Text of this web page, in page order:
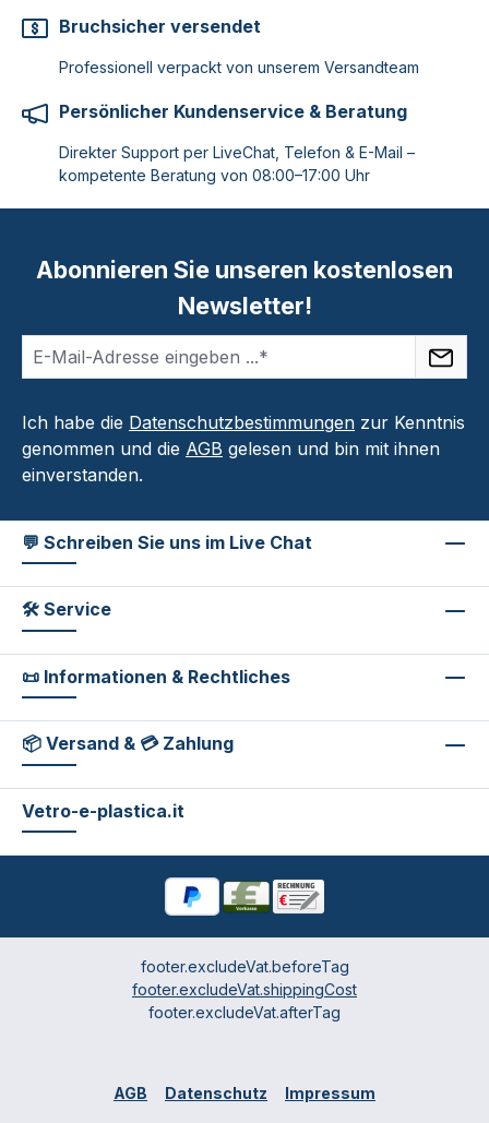
Bruchsicher versendet
Professionell verpackt von unserem Versandteam
Persönlicher Kundenservice & Beratung
Direkter Support per LiveChat, Telefon & E-Mail –
kompetente Beratung von 08:00–17:00 Uhr
Abonnieren Sie unseren kostenlosen
Newsletter!
Ich habe die Datenschutzbestimmungen zur Kenntnis
genommen und die AGB gelesen und bin mit ihnen
einverstanden.
💬 Schreiben Sie uns im Live Chat
🛠 Service
📜 Informationen & Rechtliches
📦 Versand & 💳 Zahlung
Vetro-e-plastica.it
footer.excludeVat.beforeTag
footer.excludeVat.shippingCost
footer.excludeVat.afterTag
AGB Datenschutz Impressum